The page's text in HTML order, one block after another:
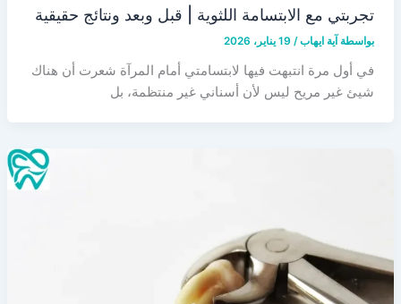
تجربتي مع الابتسامة اللثوية | قبل وبعد ونتائج حقيقية
بواسطة آية ايهاب/ 19 يناير، 2026
في أول مرة انتبهت فيها لابتسامتي أمام المرآة شعرت أن هناك
شيئ غير مريح ليس لأن أسناني غير منتظمة، بل